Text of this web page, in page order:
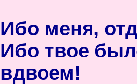
Ибо меня,
Ибо твое
вдвоем!